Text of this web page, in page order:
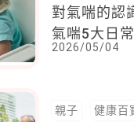
對氣喘的認
氣喘5大日
2026/05/04
親子 健康百